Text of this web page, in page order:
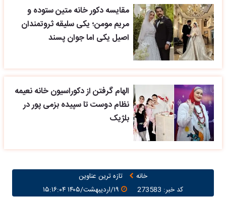
مقایسه دکور خانه متین ستوده و
مریم مومن؛ یکی سلیقه ثروتمندان
اصیل یکی اما جوان پسند
الهام گرفتن از دکوراسیون خانه نعیمه
نظام دوست تا سپیده بزمی پور در
بلژیک
خانه
تازه ترین عناوین
کد خبر: 273583